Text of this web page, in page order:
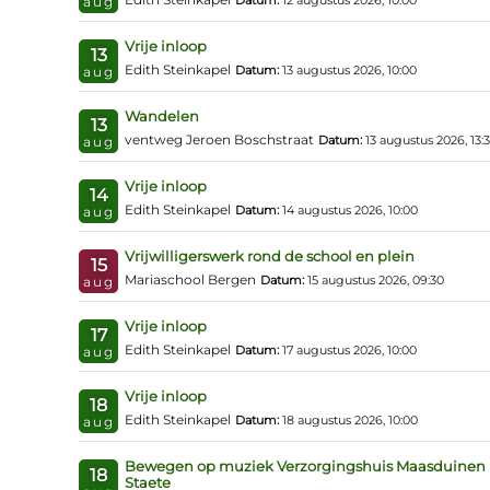
13
aug
Vrije inloop
Edith Steinkapel Datum: 13 augustus 2026, 10:00
13
aug
Wandelen
ventweg Jeroen Boschstraat Datum: 13 augustus 2026,
14
aug
Vrije inloop
Edith Steinkapel Datum: 14 augustus 2026, 10:00
15
aug
Vrijwilligerswerk rond de school en plein
Mariaschool Bergen Datum: 15 augustus 2026, 09:30
17
aug
Vrije inloop
Edith Steinkapel Datum: 17 augustus 2026, 10:00
18
aug
Vrije inloop
Edith Steinkapel Datum: 18 augustus 2026, 10:00
18
Bewegen op muziek Verzorgingshuis Maasduinen
Staete